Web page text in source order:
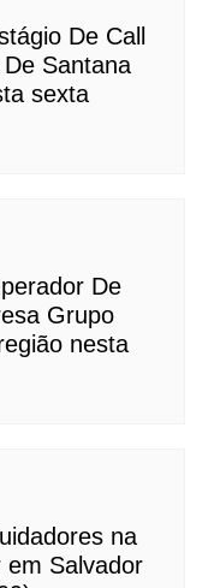
De Call
Santana
sexta
De
Grupo
nesta
na
em Salvador